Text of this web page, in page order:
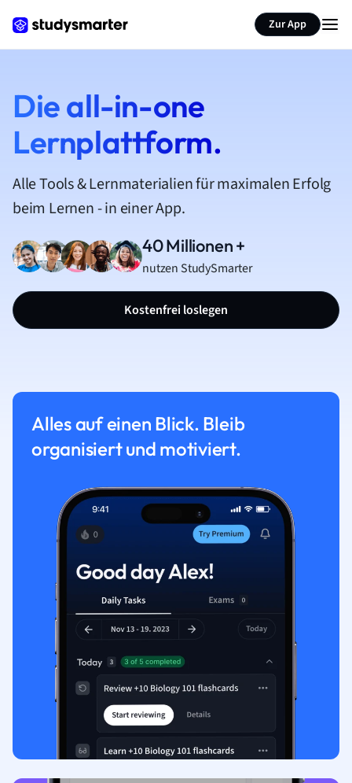
Zur App
Die all-in-one
Lernplattform.
Alle Tools & Lernmaterialien für maximalen Erfolg
beim Lernen - in einer App.
40 Millionen +
nutzen StudySmarter
Kostenfrei loslegen
Alles auf einen Blick. Bleib
organisiert und motiviert.